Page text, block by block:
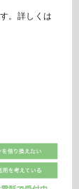
。詳しくは